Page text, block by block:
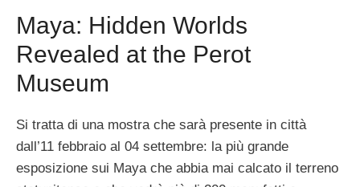
Maya: Hidden Worlds
Revealed at the Perot
Museum
Si tratta di una mostra che sarà presente in città
dall’11 febbraio al 04 settembre: la più grande
esposizione sui Maya che abbia mai calcato il terreno